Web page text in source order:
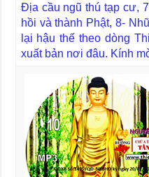
Địa cầu ngũ thú tạp cư,
hồi và thành Phật, 8-
lại hậu thế theo dòng
xuất bản nơi đâu. Kính